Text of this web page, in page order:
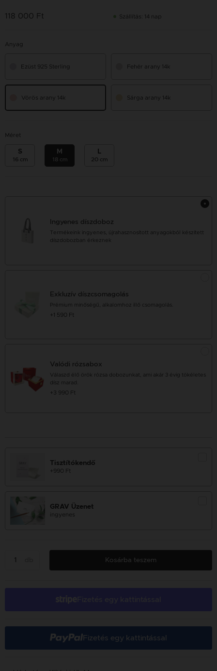
118 000 Ft Szállítás: 14 nap
Anyag
Ezüst 925 Sterling Fehér arany 14k
Vörös arany 14k Sárga arany 14k
Méret
S
16 cm
M
18 cm
L
20 cm
Ingyenes díszdoboz
Termékeink ingyenes, újrahasznosított anyagokból készített
díszdobozban érkeznek
Exkluzív díszcsomagolás
Prémium minőségű, alkalomhoz illő csomagolás.
+1 590 Ft
Valódi rózsabox
Válaszd élő örök rózsa dobozunkat, ami akár 3 évig tökéletes
dísz marad.
+3 990 Ft
Tisztítókendő
+990 Ft
GRAV Üzenet
ingyenes
Kosárba teszem
Fizetés egy kattintással